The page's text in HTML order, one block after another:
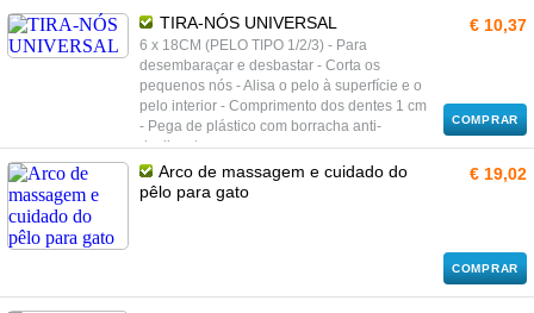
TIRA-NÓS UNIVERSAL
6 x 18CM (PELO TIPO 1/2/3) - Para
desembaraçar e desbastar - Corta os
pequenos nós - Alisa o pelo à superfície e o
pelo interior - Comprimento dos dentes 1 cm
- Pega de plástico com borracha anti-
deslizante
€ 10,37
COMPRAR
Arco de massagem e cuidado do
pêlo para gato
€ 19,02
COMPRAR